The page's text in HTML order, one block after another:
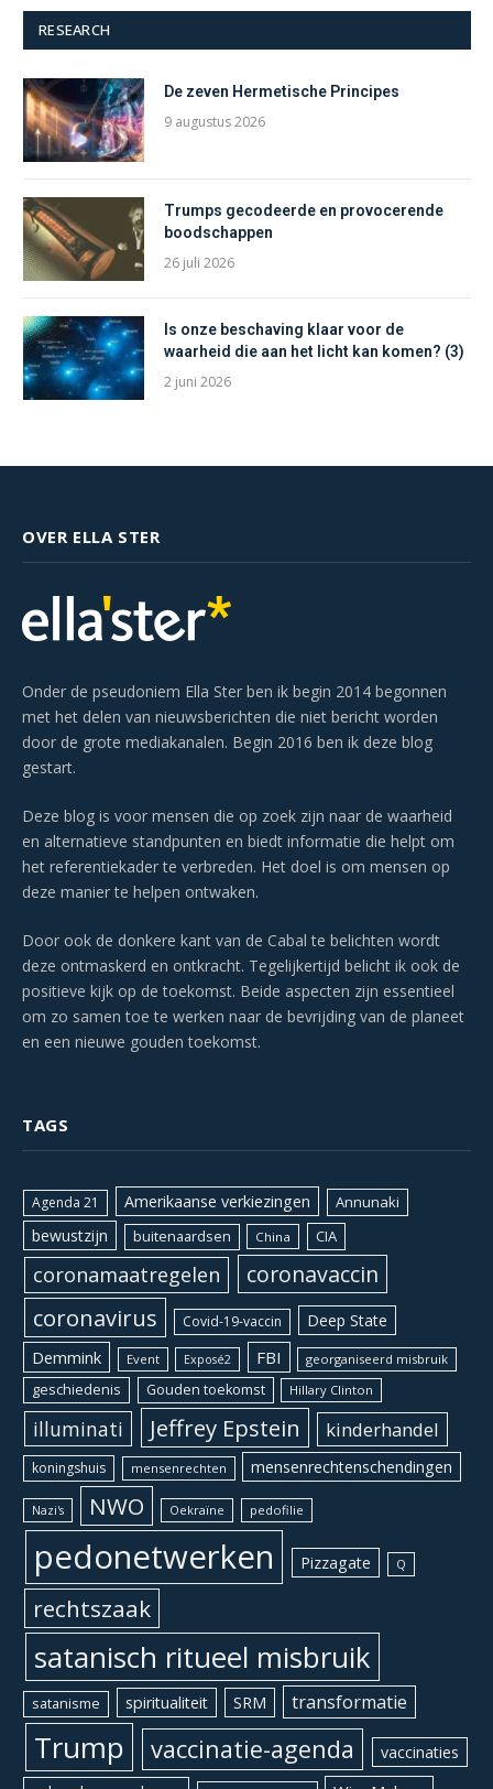
RESEARCH
De zeven Hermetische Principes
9 augustus 2026
Trumps gecodeerde en provocerende
boodschappen
26 juli 2026
Is onze beschaving klaar voor de
waarheid die aan het licht kan komen? (3)
2 juni 2026
OVER ELLA STER
Onder de pseudoniem Ella Ster ben ik begin 2014 begonnen
met het delen van nieuwsberichten die niet bericht worden
door de grote mediakanalen. Begin 2016 ben ik deze blog
gestart.
Deze blog is voor mensen die op zoek zijn naar de waarheid
en alternatieve standpunten en biedt informatie die helpt om
het referentiekader te verbreden. Het doel is om mensen op
deze manier te helpen ontwaken.
Door ook de donkere kant van de Cabal te belichten wordt
deze ontmaskerd en ontkracht. Tegelijkertijd belicht ik ook de
positieve kijk op de toekomst. Beide aspecten zijn essentieel
om zo samen toe te werken naar de bevrijding van de planeet
en een nieuwe gouden toekomst.
TAGS
Agenda 21 Amerikaanse verkiezingen Annunaki
bewustzijn buitenaardsen China CIA
coronamaatregelen coronavaccin
coronavirus Covid-19-vaccin Deep State
Demmink Event Exposé2 FBI georganiseerd misbruik
geschiedenis Gouden toekomst Hillary Clinton
illuminati Jeffrey Epstein kinderhandel
koningshuis mensenrechten mensenrechtenschendingen
Nazi's NWO Oekraïne pedofilie
pedonetwerken Pizzagate Q
rechtszaak
satanisch ritueel misbruik
satanisme spiritualiteit SRM transformatie
Trump vaccinatie-agenda
vaccinaties